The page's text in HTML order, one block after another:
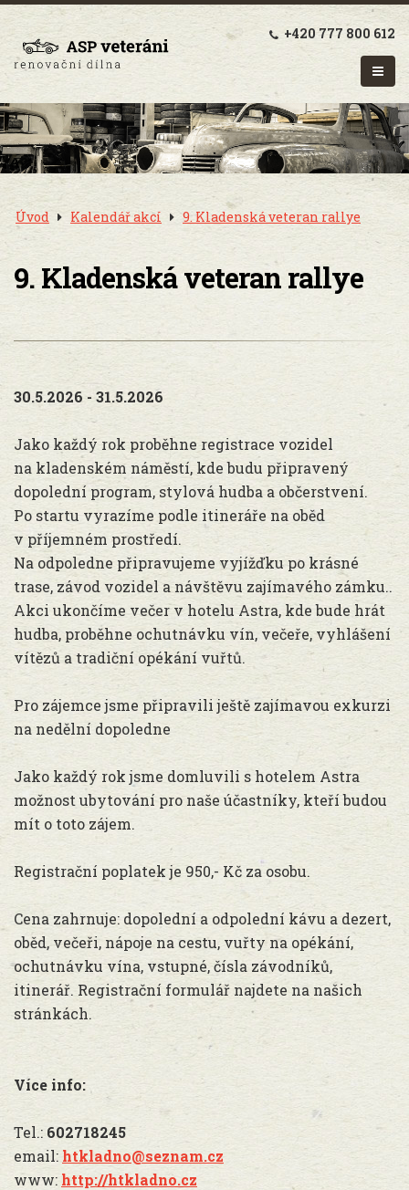
+420 777 800 612
Úvod Kalendář akcí 9. Kladenská veteran rallye
9. Kladenská veteran rallye
30.5.2026 - 31.5.2026
Jako každý rok proběhne registrace vozidel
na kladenském náměstí, kde budu připravený
dopolední program, stylová hudba a občerstvení.
Po startu vyrazíme podle itineráře na oběd
v příjemném prostředí.
Na odpoledne připravujeme vyjížďku po krásné
trase, závod vozidel a návštěvu zajímavého zámku..
Akci ukončíme večer v hotelu Astra, kde bude hrát
hudba, proběhne ochutnávku vín, večeře, vyhlášení
vítězů a tradiční opékání vuřtů.
Pro zájemce jsme připravili ještě zajímavou exkurzi
na nedělní dopoledne
Jako každý rok jsme domluvili s hotelem Astra
možnost ubytování pro naše účastníky, kteří budou
mít o toto zájem.
Registrační poplatek je 950,- Kč za osobu.
Cena zahrnuje: dopolední a odpolední kávu a dezert,
oběd, večeři, nápoje na cestu, vuřty na opékání,
ochutnávku vína, vstupné, čísla závodníků,
itinerář. Registrační formulář najdete na našich
stránkách.
Více info:
Tel.: 602718245
email: htkladno@seznam.cz
www: http://htkladno.cz